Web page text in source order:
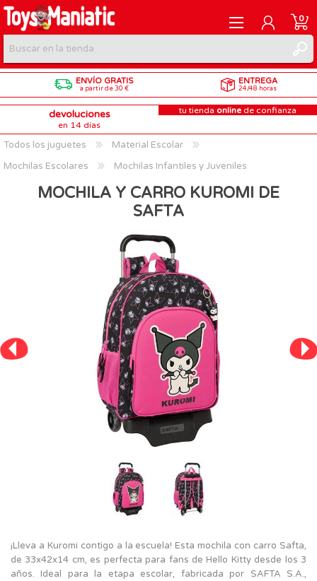
REGISTRARME
INICIAR SESIÓN
0
ENVÍO GRATIS
a partir de 30 €
ENTREGA
24/48 horas
devoluciones
en 14 días
tu tienda online de confianza
Todos los juguetes
Material Escolar
Mochilas Escolares
Mochilas Infantiles y Juveniles
MOCHILA Y CARRO KUROMI DE
SAFTA
¡Lleva a Kuromi contigo a la escuela! Esta mochila con carro Safta,
de 33x42x14 cm, es perfecta para fans de Hello Kitty desde los 3
años. Ideal para la etapa escolar, fabricada por SAFTA S.A.,